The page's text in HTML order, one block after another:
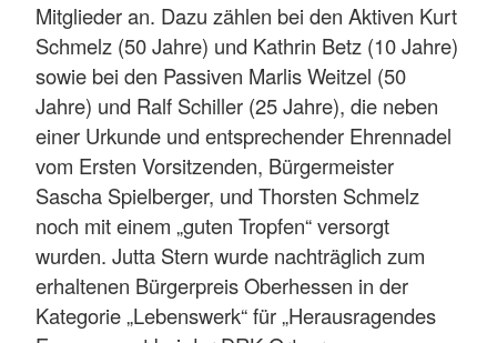
Mitglieder an. Dazu zählen bei den Aktiven Kurt
Schmelz (50 Jahre) und Kathrin Betz (10 Jahre)
sowie bei den Passiven Marlis Weitzel (50
Jahre) und Ralf Schiller (25 Jahre), die neben
einer Urkunde und entsprechender Ehrennadel
vom Ersten Vorsitzenden, Bürgermeister
Sascha Spielberger, und Thorsten Schmelz
noch mit einem „guten Tropfen“ versorgt
wurden. Jutta Stern wurde nachträglich zum
erhaltenen Bürgerpreis Oberhessen in der
Kategorie „Lebenswerk“ für „Herausragendes